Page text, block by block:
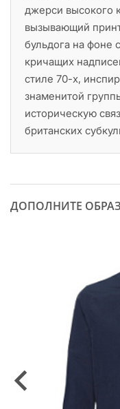
джерси высокого
вызывающий
бульдога на фоне
кричащих
стиле 70-х,
знаменитой
историческую
британских
ДОПОЛНИТЕ ОБРАЗ